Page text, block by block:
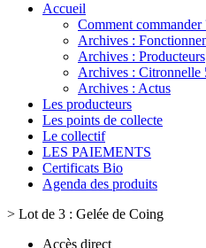
Accueil
Comment
Archives :
Archives : Producteurs
Archives : Citronnelle
Archives : Actus
Les producteurs
Les points de collecte
Le collectif
LES PAIEMENTS
Certificats Bio
Agenda des produits
> Lot de 3 : Gelée de Coing
Accès direct